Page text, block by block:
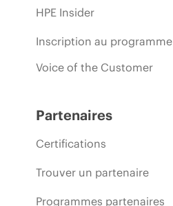
HPE Insider
Inscription au programme
Voice of the Customer
Partenaires
Certifications
Trouver un partenaire
Programmes partenaires